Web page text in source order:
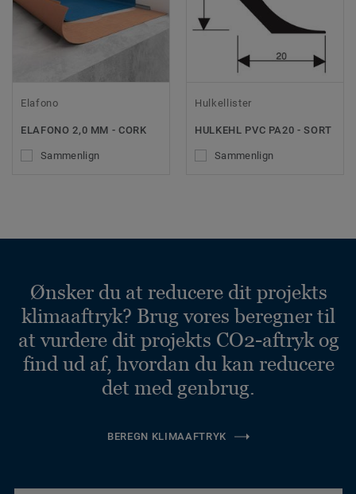
Elafono
ELAFONO 2,0 MM - CORK
Sammenlign
Hulkellister
HULKEHL PVC PA20 - SORT
Sammenlign
Ønsker du at reducere dit projekts
klimaaftryk? Brug vores beregner til
at vurdere dit projekts CO2-aftryk og
find ud af, hvordan du kan reducere
det med genbrug.
BEREGN KLIMAAFTRYK